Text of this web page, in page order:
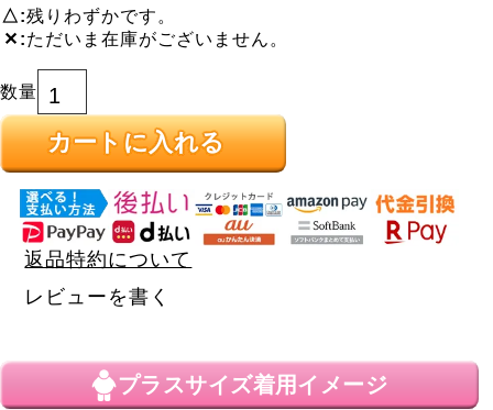
△ 残りわずかです。
✕ ただいま在庫がございません。
カートに入れる
返品特約について
レビューを書く
プラスサイズ着用イメージ